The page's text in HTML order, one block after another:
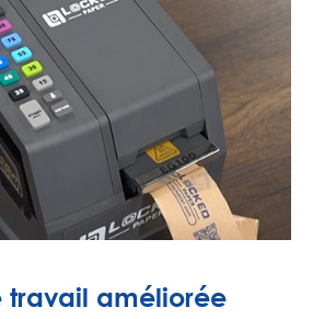
travail améliorée